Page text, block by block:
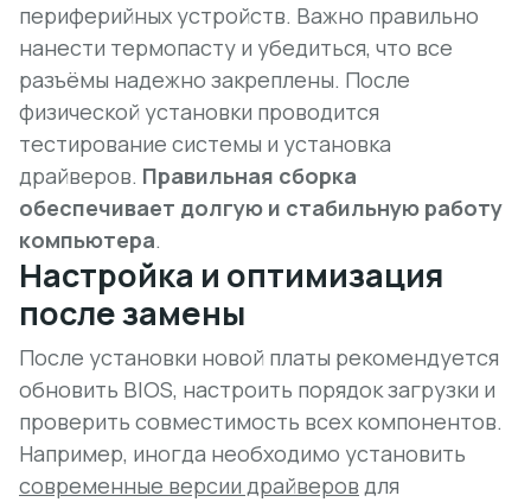
периферийных устройств. Важно правильно
нанести термопасту и убедиться, что все
разъёмы надежно закреплены. После
физической установки проводится
тестирование системы и установка
драйверов. Правильная сборка
обеспечивает долгую и стабильную работу
компьютера.
Настройка и оптимизация
после замены
После установки новой платы рекомендуется
обновить BIOS, настроить порядок загрузки и
проверить совместимость всех компонентов.
Например, иногда необходимо установить
современные версии драйверов для